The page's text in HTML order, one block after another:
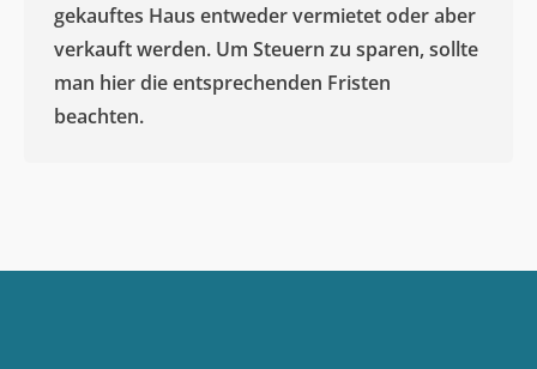
gekauftes Haus entweder vermietet oder aber
verkauft werden. Um Steuern zu sparen, sollte
man hier die entsprechenden Fristen
beachten.